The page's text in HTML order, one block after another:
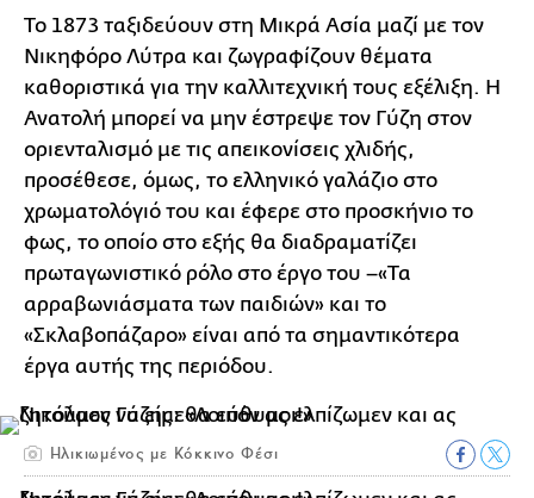
Το 1873 ταξιδεύουν στη Μικρά Ασία μαζί με τον
Νικηφόρο Λύτρα και ζωγραφίζουν θέματα
καθοριστικά για την καλλιτεχνική τους εξέλιξη. Η
Ανατολή μπορεί να μην έστρεψε τον Γύζη στον
οριενταλισμό με τις απεικονίσεις χλιδής,
προσέθεσε, όμως, το ελληνικό γαλάζιο στο
χρωματολόγιό του και έφερε στο προσκήνιο το
φως, το οποίο στο εξής θα διαδραματίζει
πρωταγωνιστικό ρόλο στο έργο του –«Τα
αρραβωνιάσματα των παιδιών» και το
«Σκλαβοπάζαρο» είναι από τα σημαντικότερα
έργα αυτής της περιόδου.
Ηλικιωμένος με Κόκκινο Φέσι